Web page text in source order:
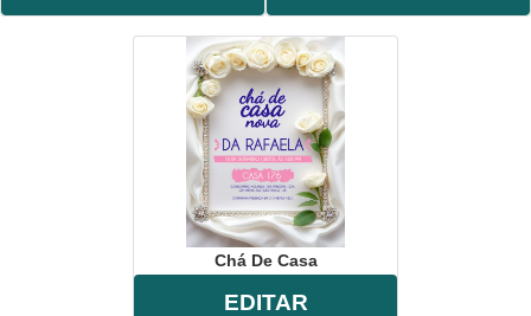
Chá De Casa
EDITAR